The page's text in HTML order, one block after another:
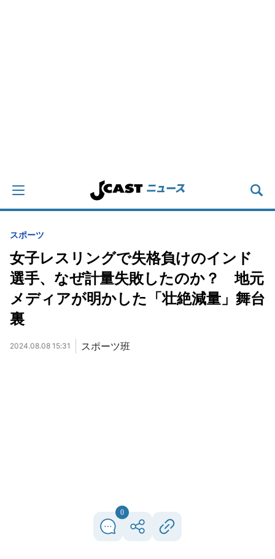
スポーツ
女子レスリングで失格負けのインド
選手、なぜ計量失敗したのか？ 地元
メディアが明かした「壮絶減量」舞台
裏
2024.08.08 15:31 スポーツ班
0